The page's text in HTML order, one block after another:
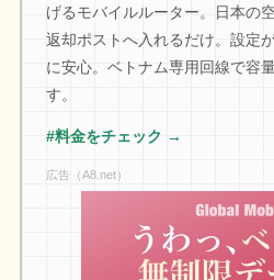
げるモバイルルーター。日本の
返却ポストへ入れるだけ。設定
に安心。ベトナム専用回線で容
す。
#料金をチェック →
広告（A8.net）